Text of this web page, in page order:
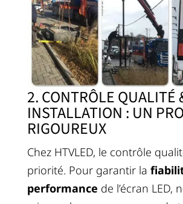
2. CONTRÔLE QUALITÉ
INSTALLATION : UN
RIGOUREUX
Chez HTVLED, le contrôle
priorité. Pour garantir la
performance de l’écran LED,